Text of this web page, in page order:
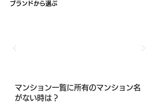
ブランドから選ぶ
​マンション一覧に所有のマンション名
がない時は？